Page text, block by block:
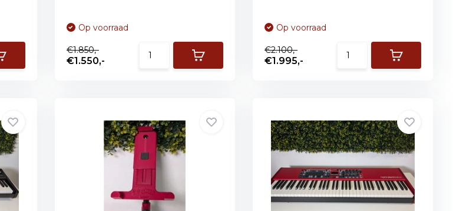
Op voorraad
€1.850,-
€1.550,-
Op voorraad
€2.100,-
€1.995,-